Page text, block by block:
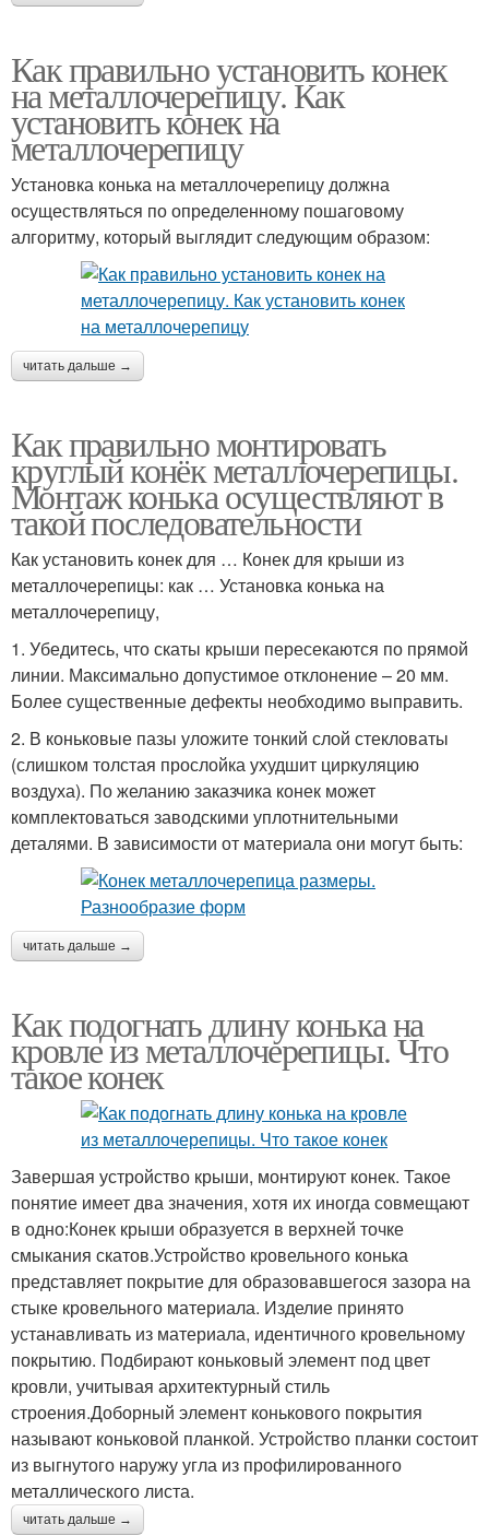
Как правильно установить конек
на металлочерепицу. Как
установить конек на
металлочерепицу
Установка конька на металлочерепицу должна
осуществляться по определенному пошаговому
алгоритму, который выглядит следующим образом:
читать дальше →
Как правильно монтировать
круглый конёк металлочерепицы.
Монтаж конька осуществляют в
такой последовательности
Как установить конек для … Конек для крыши из
металлочерепицы: как … Установка конька на
металлочерепицу,
1. Убедитесь, что скаты крыши пересекаются по прямой
линии. Максимально допустимое отклонение – 20 мм.
Более существенные дефекты необходимо выправить.
2. В коньковые пазы уложите тонкий слой стекловаты
(слишком толстая прослойка ухудшит циркуляцию
воздуха). По желанию заказчика конек может
комплектоваться заводскими уплотнительными
деталями. В зависимости от материала они могут быть:
читать дальше →
Как подогнать длину конька на
кровле из металлочерепицы. Что
такое конек
Завершая устройство крыши, монтируют конек. Такое
понятие имеет два значения, хотя их иногда совмещают
в одно:Конек крыши образуется в верхней точке
смыкания скатов.Устройство кровельного конька
представляет покрытие для образовавшегося зазора на
стыке кровельного материала. Изделие принято
устанавливать из материала, идентичного кровельному
покрытию. Подбирают коньковый элемент под цвет
кровли, учитывая архитектурный стиль
строения.Доборный элемент конькового покрытия
называют коньковой планкой. Устройство планки состоит
из выгнутого наружу угла из профилированного
металлического листа.
читать дальше →